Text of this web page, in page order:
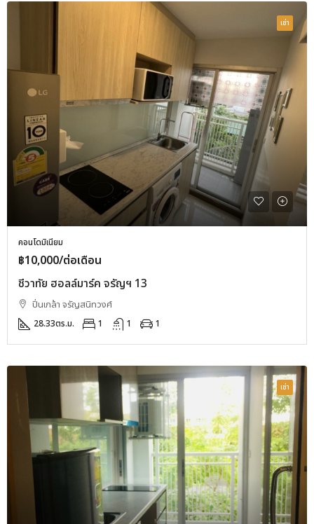
เช่า
คอนโดมิเนียม
฿10,000/ต่อเดือน
ชีวาทัย ฮอลล์มาร์ค จรัญฯ 13
ปิ่นเกล้า จรัญสนิทวงศ์
28.33ตร.ม. 1 1 1
เช่า